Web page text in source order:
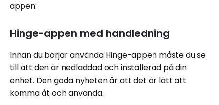
appen:
Hinge-appen med handledning
Innan du börjar använda Hinge-appen måste du se
till att den är nedladdad och installerad på din
enhet. Den goda nyheten är att det är lätt att
komma åt och använda.